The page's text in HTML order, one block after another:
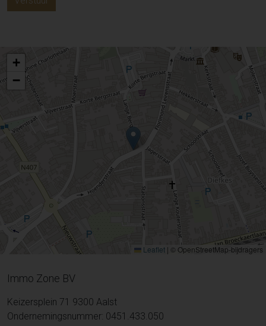
+
−
Leaflet | © OpenStreetMap-bijdragers
Immo Zone BV
Keizersplein 71 9300 Aalst
Ondernemingsnummer: 0451.433.050